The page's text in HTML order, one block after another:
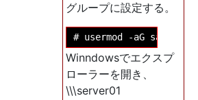
グループに設定する。
Winndowsでエクスプ
ローラーを開き、
\\\server01